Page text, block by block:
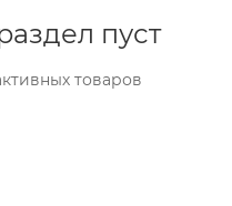
пуст
товаров